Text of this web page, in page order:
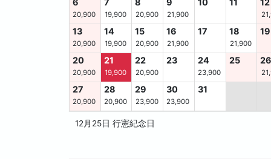
6
20,900
7
19,900
8
20,900
9
21,900
10 11 12
13
20,900
14
19,900
15
20,900
16
21,900
17 18
21,900
19
20
20,900
21
19,900
22
20,900
23 24
23,900
25
27
20,900
28
20,900
29
23,900
30
23,900
31
12月25日 行憲紀念日